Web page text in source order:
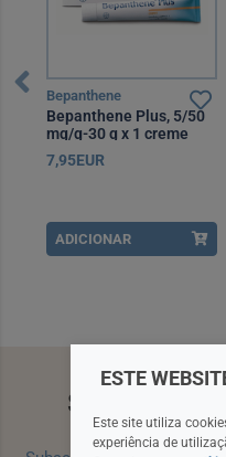
Bepanthene
Bepanthene Plus, 5/50
mg/g-30 g x 1 creme
bisnaga
7,95EUR
ADICIONAR
ESTE
Este site utiliza
experiência de